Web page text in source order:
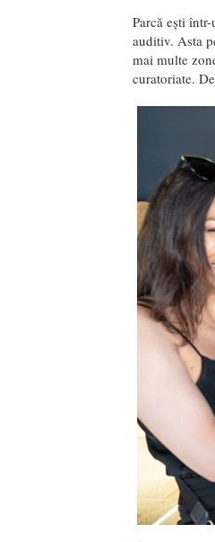
Parcă ești
auditiv. Asta
mai multe
curatoriate.